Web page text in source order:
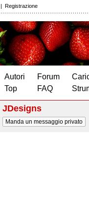
| Registrazione
Autori
Top
Forum
FAQ
JDesigns
Manda un messaggio privato